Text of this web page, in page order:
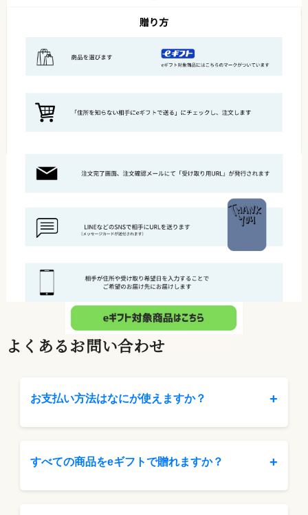
よくあるお問い合わせ
お支払い方法はなにが使えますか？ +
すべての商品をeギフトで贈れますか？ +